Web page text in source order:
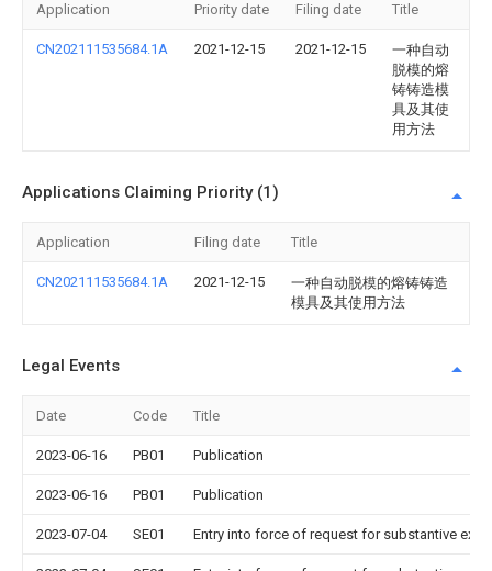
Application Priority date Filing date Title
CN202111535684.1A 2021-12-15 2021-12-15
一种自动
脱模的熔
铸铸造模
具及其使
用方法
Applications Claiming Priority (1)
Application Filing date Title
CN202111535684.1A 2021-12-15
一种自动脱模的熔铸铸造
模具及其使用方法
Legal Events
Date Code Title
2023-06-16 PB01 Publication
2023-06-16 PB01 Publication
2023-07-04 SE01 Entry into force of request for substantive